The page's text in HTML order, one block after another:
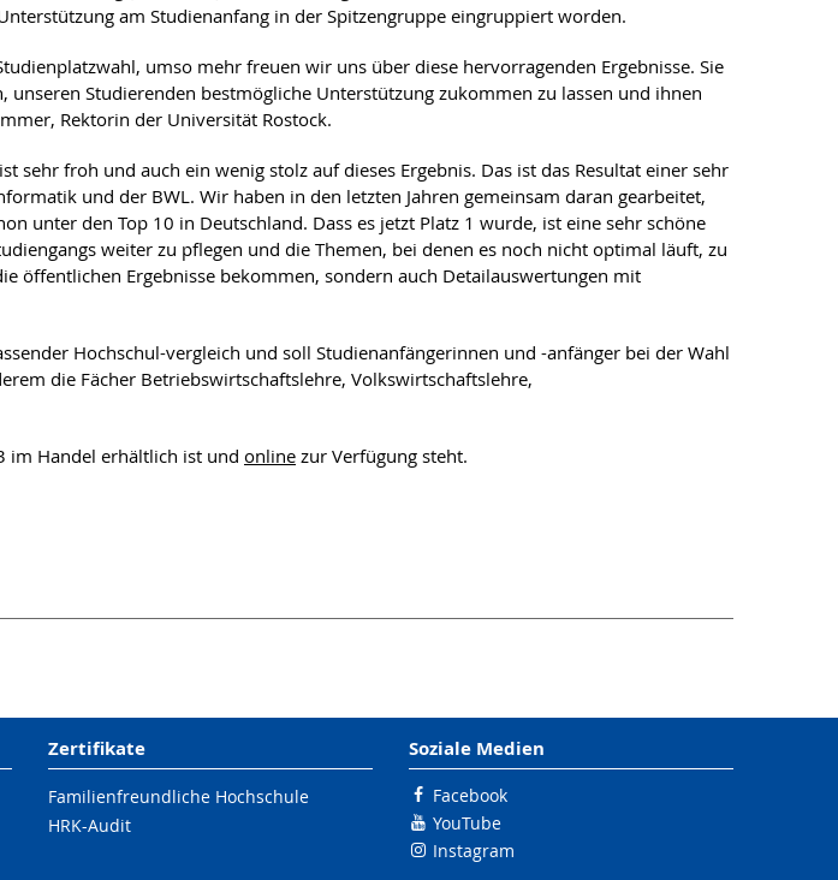
am Studienanfang in der Spitzengruppe eingruppiert worden.
umso mehr freuen wir uns über diese hervorragenden Ergebnisse. Sie
Studierenden bestmögliche Unterstützung zukommen zu lassen und ihnen
Rektorin der Universität Rostock.
sehr froh und auch ein wenig stolz auf dieses Ergebnis. Das ist das Resultat einer sehr
und der BWL. Wir haben in den letzten Jahren gemeinsam daran gearbeitet,
unter den Top 10 in Deutschland. Dass es jetzt Platz 1 wurde, ist eine sehr schöne
weiter zu pflegen und die Themen, bei denen es noch nicht optimal läuft, zu
öffentlichen Ergebnisse bekommen, sondern auch Detailauswertungen mit
Hochschul-vergleich und soll Studienanfängerinnen und -anfänger bei der Wahl
die Fächer Betriebswirtschaftslehre, Volkswirtschaftslehre,
im Handel erhältlich ist und online zur Verfügung steht.
Zertifikate
Familienfreundliche Hochschule
HRK-Audit
Soziale Medien
Facebook
YouTube
Instagram